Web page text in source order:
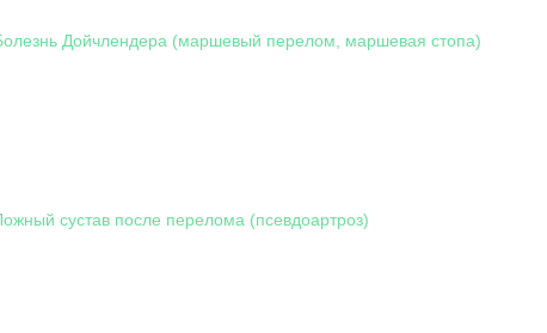
Дойчлендера (маршевый перелом, маршевая стопа)
сустав после перелома (псевдоартроз)